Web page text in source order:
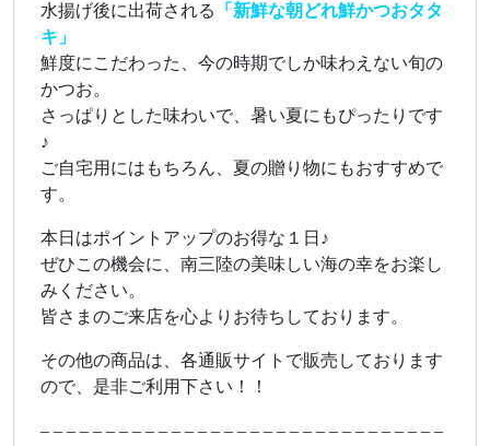
水揚げ後に出荷される
「新鮮な朝どれ鮮かつおタタ
キ」
鮮度にこだわった、今の時期でしか味わえない旬の
かつお。
さっぱりとした味わいで、暑い夏にもぴったりです
♪
ご自宅用にはもちろん、夏の贈り物にもおすすめで
す。
本日はポイントアップのお得な１日♪
ぜひこの機会に、南三陸の美味しい海の幸をお楽し
みください。
皆さまのご来店を心よりお待ちしております。
その他の商品は、各通販サイトで販売しております
ので、是非ご利用下さい！！
– – – – – – – – – – – – – – – – – – – – – – – – – – – – – – –